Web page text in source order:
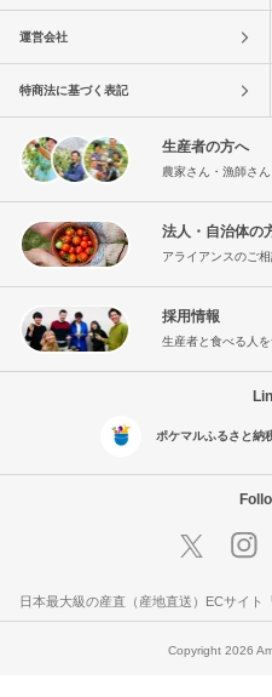
運営会社
特商法に基づく表記
生産者の方へ
農家さん・漁師さ
法人・自治体の
アライアンスのご
採用情報
生産者と食べる人
ポケマルふるさと納
日本最大級の産直（産地直送）ECサイト
Copyright 2026